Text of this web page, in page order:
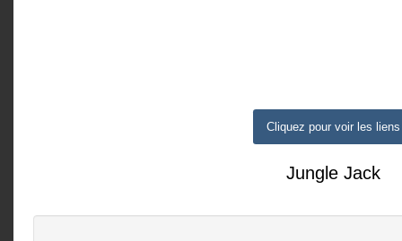
Cliquez pour voir les liens
Jungle Jack